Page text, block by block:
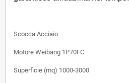
Scocca Acciaio
Motore Weibang 1P70FC
Superficie (mq) 1000-3000